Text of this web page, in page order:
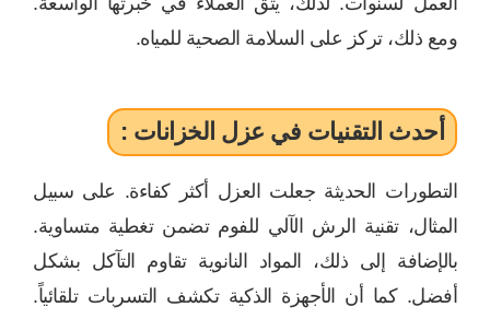
ومع ذلك، تركز على السلامة الصحية للمياه.
أحدث التقنيات في عزل الخزانات :
التطورات الحديثة جعلت العزل أكثر كفاءة. على سبيل
المثال، تقنية الرش الآلي للفوم تضمن تغطية متساوية.
بالإضافة إلى ذلك، المواد النانوية تقاوم التآكل بشكل
أفضل. كما أن الأجهزة الذكية تكشف التسربات تلقائياً.